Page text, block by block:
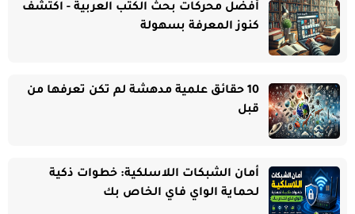
أفضل محركات بحث الكتب العربية - اكتشف
كنوز المعرفة بسهولة
10 حقائق علمية مدهشة لم تكن تعرفها من
قبل
أمان الشبكات اللاسلكية: خطوات ذكية
لحماية الواي فاي الخاص بك